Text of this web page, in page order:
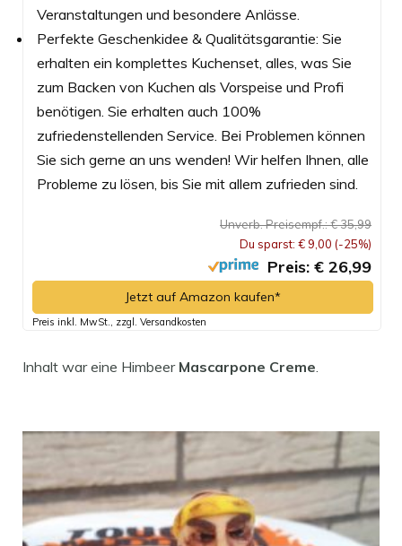
Veranstaltungen und besondere Anlässe.
Perfekte Geschenkidee & Qualitätsgarantie: Sie
erhalten ein komplettes Kuchenset, alles, was Sie
zum Backen von Kuchen als Vorspeise und Profi
benötigen. Sie erhalten auch 100%
zufriedenstellenden Service. Bei Problemen können
Sie sich gerne an uns wenden! Wir helfen Ihnen, alle
Probleme zu lösen, bis Sie mit allem zufrieden sind.
Unverb. Preisempf.: € 35,99
Du sparst: € 9,00 (-25%)
Preis: € 26,99
Jetzt auf Amazon kaufen*
Preis inkl. MwSt., zzgl. Versandkosten
Inhalt war eine Himbeer Mascarpone Creme.